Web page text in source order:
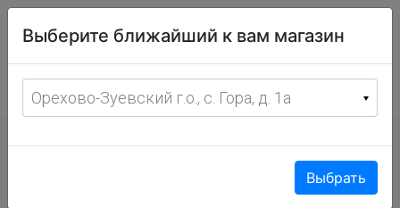
фермерских
товаров
с 8:00 до 19:00 ежедневно
Выберите ближайший к вам магазин
Орехово-Зуевский г.о., с. Гора, д. 1а
Выбрать